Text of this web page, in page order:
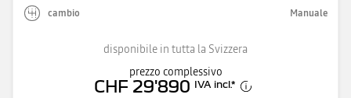
cambio Manuale
disponibile in tutta la Svizzera
prezzo complessivo
CHF 29'890 IVA incl.*